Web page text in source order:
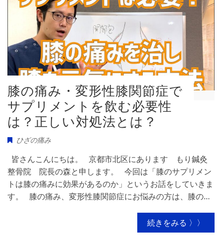
膝の痛み・変形性膝関節症で
サプリメントを飲む必要性
は？正しい対処法とは？
ひざの痛み
皆さんこんにちは。 京都市北区にあります もり鍼灸
整骨院 院長の森と申します。 今回は「膝のサプリメン
トは膝の痛みに効果があるのか」というお話をしていきま
す。 膝の痛み、変形性膝関節症にお悩みの方は、膝の…
続きをみる 〉〉